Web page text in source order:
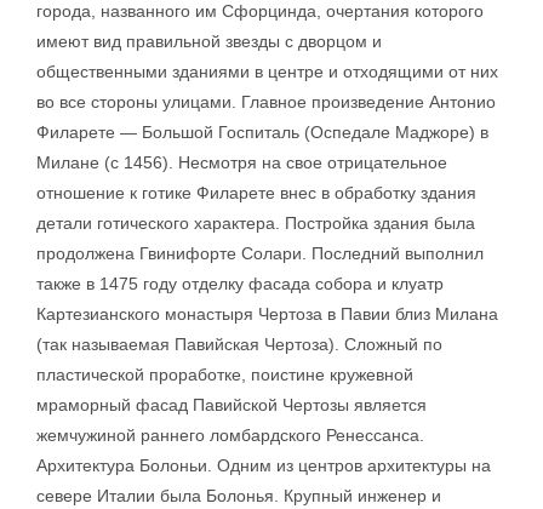
города, названного им Сфорцинда, очертания которого
имеют вид правильной звезды с дворцом и
общественными зданиями в центре и отходящими от них
во все стороны улицами. Главное произведение Антонио
Филарете — Большой Госпиталь (Оспедале Маджоре) в
Милане (с 1456). Несмотря на свое отрицательное
отношение к готике Филарете внес в обработку здания
детали готического характера. Постройка здания была
продолжена Гвинифорте Солари. Последний выполнил
также в 1475 году отделку фасада собора и клуатр
Картезианского монастыря Чертоза в Павии близ Милана
(так называемая Павийская Чертоза). Сложный по
пластической проработке, поистине кружевной
мраморный фасад Павийской Чертозы является
жемчужиной раннего ломбардского Ренессанса.
Архитектура Болоньи. Одним из центров архитектуры на
севере Италии была Болонья. Крупный инженер и